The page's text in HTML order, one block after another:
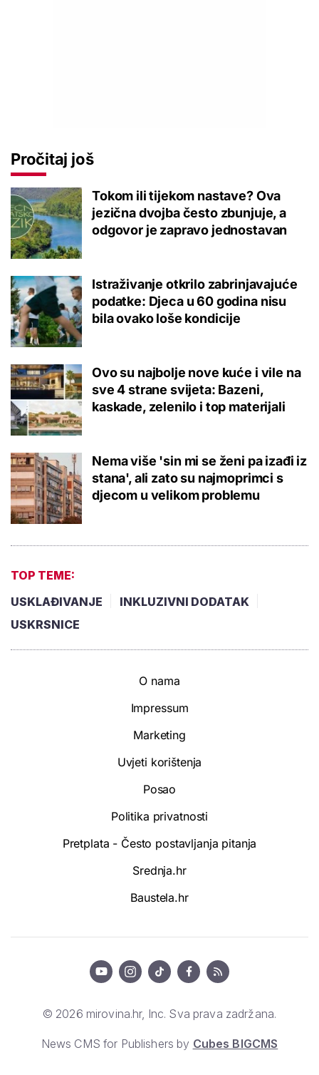
Pročitaj još
Tokom ili tijekom nastave? Ova
jezična dvojba često zbunjuje, a
odgovor je zapravo jednostavan
Istraživanje otkrilo zabrinjavajuće
podatke: Djeca u 60 godina nisu
bila ovako loše kondicije
Ovo su najbolje nove kuće i vile na
sve 4 strane svijeta: Bazeni,
kaskade, zelenilo i top materijali
Nema više 'sin mi se ženi pa izađi iz
stana', ali zato su najmoprimci s
djecom u velikom problemu
TOP TEME:
USKLAĐIVANJE
INKLUZIVNI DODATAK
USKRSNICE
O nama
Impressum
Marketing
Uvjeti korištenja
Posao
Politika privatnosti
Pretplata - Često postavljanja pitanja
Srednja.hr
Baustela.hr
© 2026 mirovina.hr, Inc. Sva prava zadržana.
News CMS for Publishers by Cubes BIGCMS